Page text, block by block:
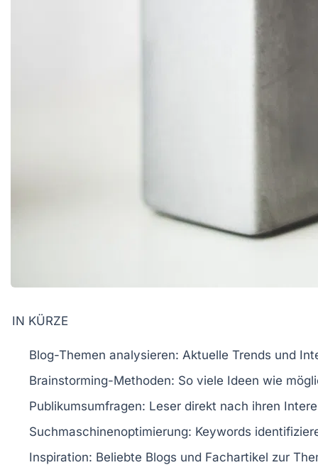
IN KÜRZE
Blog-Themen analysieren: Aktuelle Trends und
Brainstorming-Methoden: So viele Ideen wie
Publikumsumfragen: Leser direkt nach ihren
Suchmaschinenoptimierung: Keywords
Inspiration: Beliebte Blogs und Fachartikel zur